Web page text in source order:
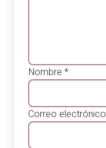
Nombre *
Correo electrónico